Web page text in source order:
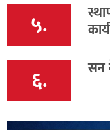
५.
६. सन